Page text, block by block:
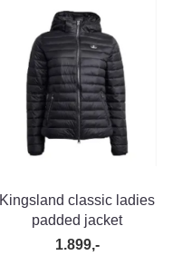
Kingsland classic ladies
padded jacket
1.899,-